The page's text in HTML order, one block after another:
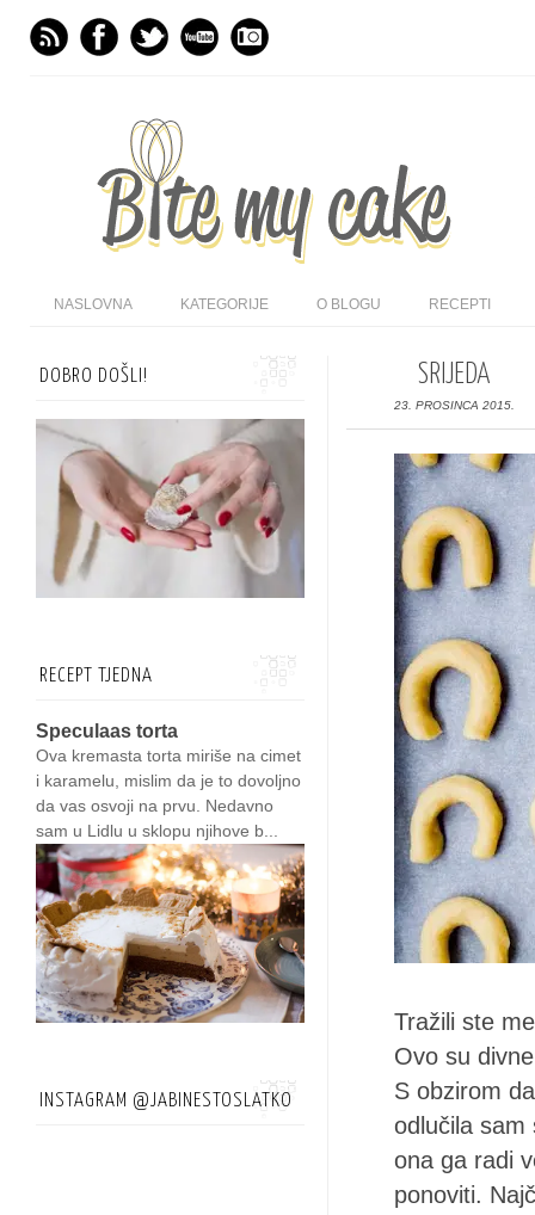
NASLOVNA KATEGORIJE O BLOGU RECEPTI
SRIJEDA
23. PROSINCA 2015.
Tražili ste
Ovo su
S obzirom
odlučila sam
ona ga radi
ponoviti.
DOBRO DOŠLI!
RECEPT TJEDNA
Speculaas torta
Ova kremasta torta miriše na cimet
i karamelu, mislim da je to dovoljno
da vas osvoji na prvu. Nedavno
sam u Lidlu u sklopu njihove b...
INSTAGRAM @JABINESTOSLATKO